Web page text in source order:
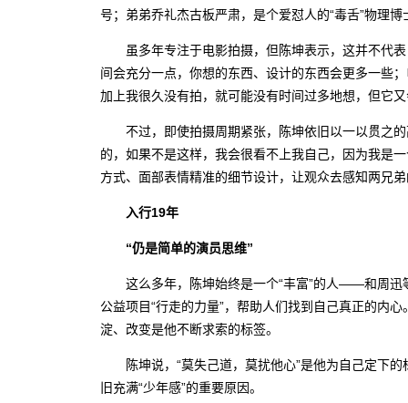
号；弟弟乔礼杰古板严肃，是个爱怼人的“毒舌”物理博
虽多年专注于电影拍摄，但陈坤表示，这并不代表
间会充分一点，你想的东西、设计的东西会更多一些
加上我很久没有拍，就可能没有时间过多地想，但它
不过，即使拍摄周期紧张，陈坤依旧以一以贯之的
的，如果不是这样，我会很看不上我自己，因为我是
方式、面部表情精准的细节设计，让观众去感知两兄
入行19年
“仍是简单的演员思维”
这么多年，陈坤始终是一个“丰富”的人——和周迅
公益项目“行走的力量”，帮助人们找到自己真正的内
淀、改变是他不断求索的标签。
陈坤说，“莫失己道，莫扰他心”是他为自己定下的
旧充满“少年感”的重要原因。